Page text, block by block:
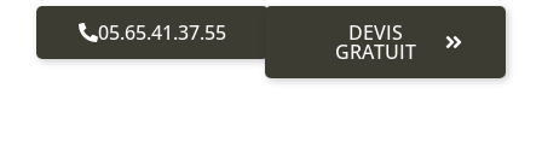
05.65.41.37.55 DEVIS
GRATUIT